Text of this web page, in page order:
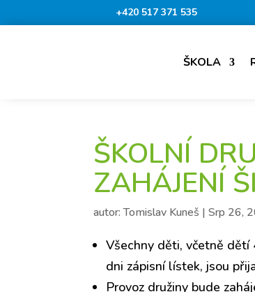
+420 517 371 535
ŠKOLA
ŠKOLNÍ
ZAHÁJENÍ
autor:Tomislav Kuneš |Srp 26,
Všechny děti, včetně dětí
dni zápisní lístek, jsou
Provoz družiny bude